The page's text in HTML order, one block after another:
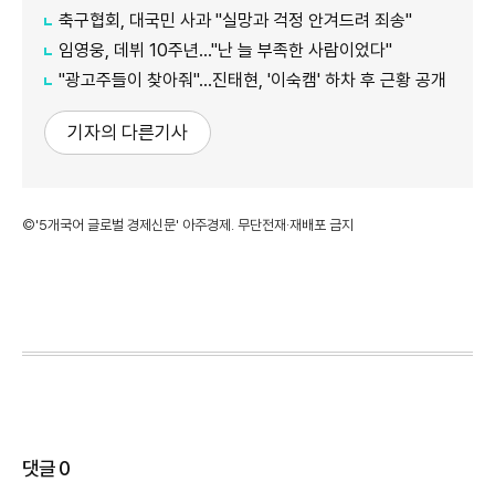
축구협회, 대국민 사과 "실망과 걱정 안겨드려 죄송"
임영웅, 데뷔 10주년…"난 늘 부족한 사람이었다"
"광고주들이 찾아줘"…진태현, '이숙캠' 하차 후 근황 공개
기자의 다른기사
©'5개국어 글로벌 경제신문' 아주경제. 무단전재·재배포 금지
댓글0